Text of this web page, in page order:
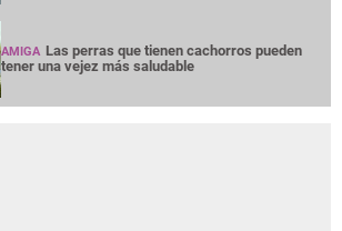
AMIGA Las perras que tienen cachorros pueden
tener una vejez más saludable